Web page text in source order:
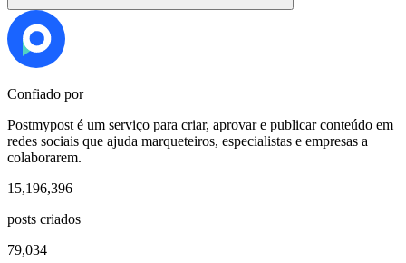
Confiado por
Postmypost é um serviço para criar, aprovar e publicar conteúdo em
redes sociais que ajuda marqueteiros, especialistas e empresas a
colaborarem.
15,196,396
posts criados
79,034